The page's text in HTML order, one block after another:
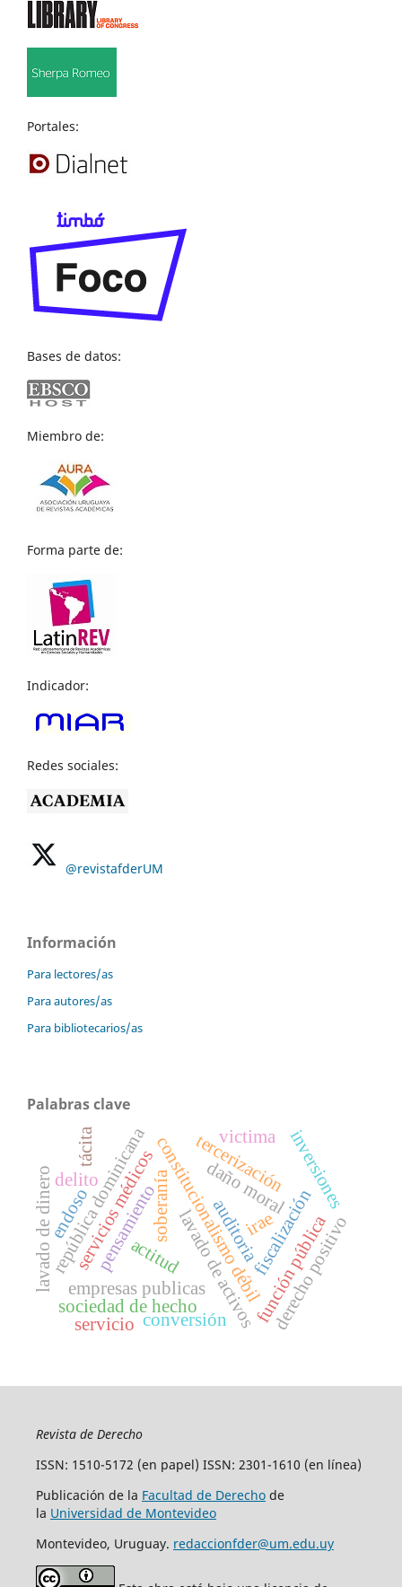
Portales:
Bases de datos:
Miembro de:
Forma parte de:
Indicador:
Redes sociales:
@revistafderUM
Información
Para lectores/as
Para autores/as
Para bibliotecarios/as
Palabras clave
constitucionalismo débil
república dominicana fiscalización
auditoria
soberanía
pensamiento
actitudlavado de activos
lavado de dinero delito daño moral
empresas publicas
servicios médicos función pública
derecho positivo
inversiones
sociedad de hecho
irae
tercerización
conversión
tácita
servicio
endoso
victima
Revista de Derecho
ISSN: 1510-5172 (en papel) ISSN: 2301-1610 (en línea)
Publicación de la Facultad de Derechode
la Universidad de Montevideo
Montevideo, Uruguay. redaccionfder@um.edu.uy